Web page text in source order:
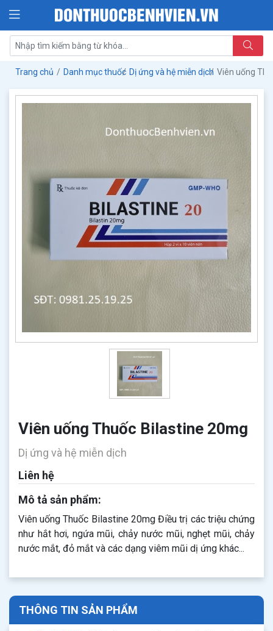
Trang chủ Danh mục thuốc Dị ứng và hệ miễn dịch Viên uống
Viên uống Thuốc Bilastine 20mg
Dị ứng và hệ miễn dịch
Liên hệ
Mô tả sản phẩm:
Viên uống Thuốc Bilastine 20mg Điều trị các triệu chứng
như hắt hơi, ngứa mũi, chảy nước mũi, nghẹt mũi, chảy
nước mắt, đỏ mắt và các dạng viêm mũi dị ứng khác...
THÔNG TIN SẢN PHẨM